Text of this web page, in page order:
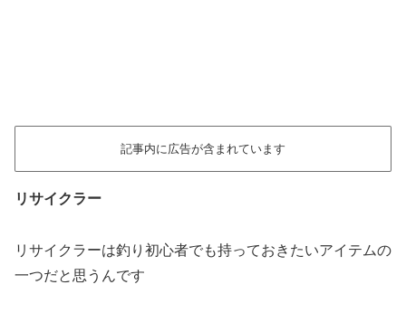
記事内に広告が含まれています
リサイクラー
リサイクラーは釣り初心者でも持っておきたいアイテムの
一つだと思うんです